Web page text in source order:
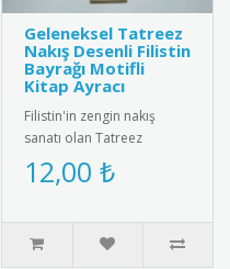
Geleneksel Tatreez
Nakış Desenli Filistin
Bayrağı Motifli
Kitap Ayracı
Filistin'in zengin nakış
sanatı olan Tatreez
motiflerinin ve ulusal
kimliğin sembolü Filistin
12,00 ₺